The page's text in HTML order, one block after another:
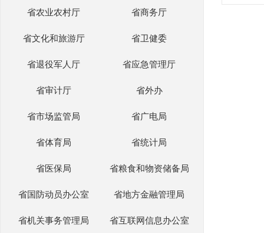
省农业农村厅 省商务厅
省文化和旅游厅 省卫健委
省退役军人厅 省应急管理厅
省审计厅 省外办
省市场监管局 省广电局
省体育局 省统计局
省医保局 省粮食和物资储备局
省国防动员办公室 省地方金融管理局
省机关事务管理局 省互联网信息办公室